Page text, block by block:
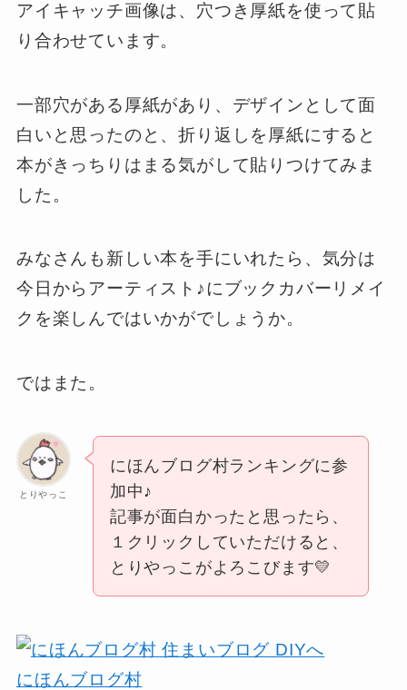
アイキャッチ画像は、穴つき厚紙を使って貼
り合わせています。
一部穴がある厚紙があり、デザインとして面
白いと思ったのと、折り返しを厚紙にすると
本がきっちりはまる気がして貼りつけてみま
した。
みなさんも新しい本を手にいれたら、気分は
今日からアーティスト♪にブックカバーリメイ
クを楽しんではいかがでしょうか。
ではまた。
とりやっこ
にほんブログ村ランキングに参
加中♪
記事が面白かったと思ったら、
１クリックしていただけると、
とりやっこがよろこびます💛
にほんブログ村